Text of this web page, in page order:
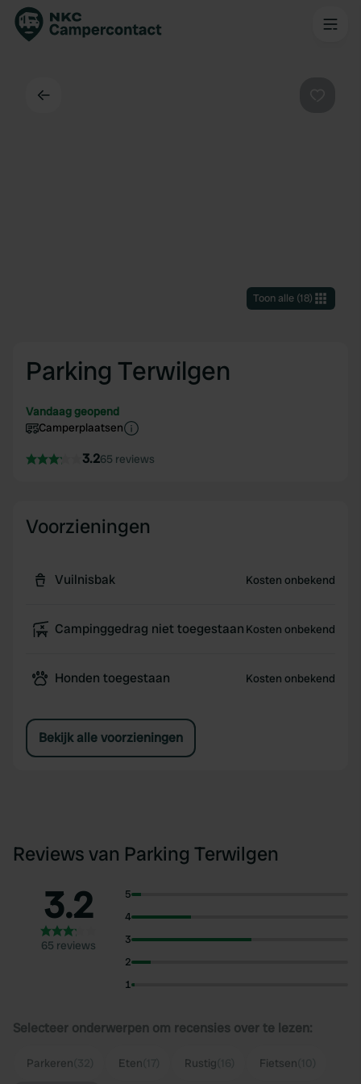
Toon alle(18)
Parking Terwilgen
Vandaag geopend
Camperplaatsen
3.265 reviews
Voorzieningen
Vuilnisbak Kosten onbekend
Campinggedrag niet toegestaan Kosten onbekend
Honden toegestaan Kosten onbekend
Bekijk alle voorzieningen
Reviews van Parking Terwilgen
3.2
65 reviews
5
4
3
2
1
Selecteer onderwerpen om recensies over te lezen:
Parkeren Eten Rustig Fietsen